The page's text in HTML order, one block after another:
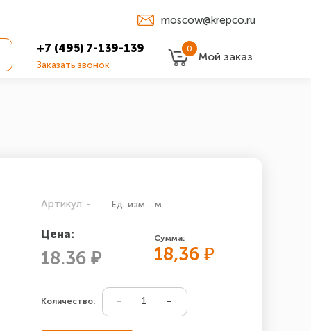
moscow@krepco.ru
+7 (495) 7-139-139
Заказать звонок
0
Мой заказ
Артикул: - Ед. изм. : м
Цена:
18.36 ₽
Сумма:
18,36₽
Количество: